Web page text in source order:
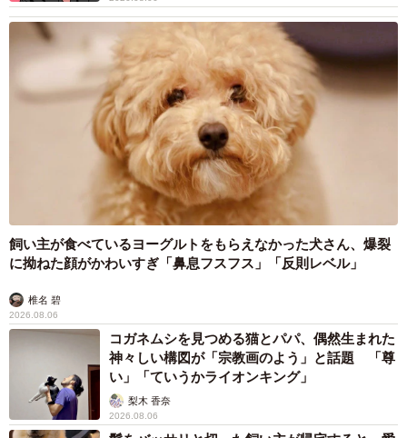
飼い主が食べているヨーグルトをもらえなかった犬さん、爆裂
に拗ねた顔がかわいすぎ「鼻息フスフス」「反則レベル」
椎名 碧
2026.08.06
コガネムシを見つめる猫とパパ、偶然生まれた
神々しい構図が「宗教画のよう」と話題 「尊
い」「ていうかライオンキング」
梨木 香奈
2026.08.06